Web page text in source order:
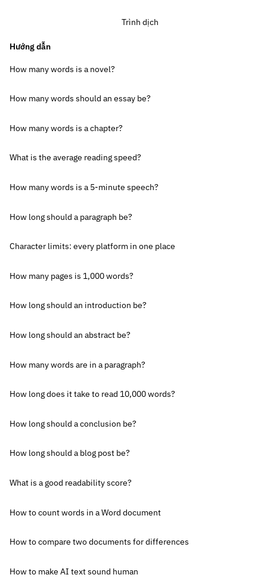
Trình dịch
Hướng dẫn
How many words is a novel?
How many words should an essay be?
How many words is a chapter?
What is the average reading speed?
How many words is a 5-minute speech?
How long should a paragraph be?
Character limits: every platform in one place
How many pages is 1,000 words?
How long should an introduction be?
How long should an abstract be?
How many words are in a paragraph?
How long does it take to read 10,000 words?
How long should a conclusion be?
How long should a blog post be?
What is a good readability score?
How to count words in a Word document
How to compare two documents for differences
How to make AI text sound human